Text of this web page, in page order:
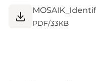
PDF/33KB